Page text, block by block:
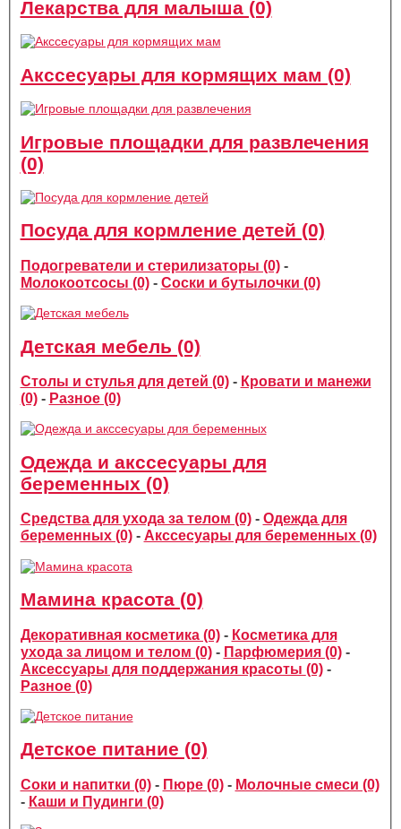
Лекарства для малыша (0)
Акссесуары для кормящих мам (0)
Игровые площадки для развлечения
(0)
Посуда для кормление детей (0)
Подогреватели и стерилизаторы (0)-
Молокоотсосы (0)- Соски и бутылочки (0)
Детская мебель (0)
Столы и стулья для детей (0)- Кровати и манежи
(0)- Разное (0)
Одежда и акссесуары для
беременных (0)
Средства для ухода за телом (0)- Одежда для
беременных (0)- Акссесуары для беременных (0)
Мамина красота (0)
Декоративная косметика (0)- Косметика для
ухода за лицом и телом (0)- Парфюмерия (0)-
Аксессуары для поддержания красоты (0)-
Разное (0)
Детское питание (0)
Соки и напитки (0)- Пюре (0)- Молочные смеси (0)
- Каши и Пудинги (0)